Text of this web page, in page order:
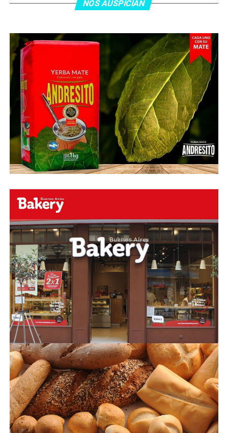
minutos, tras un tiro libre donde volvió a responder mal
Fuente:
NOS AUSPICIAN